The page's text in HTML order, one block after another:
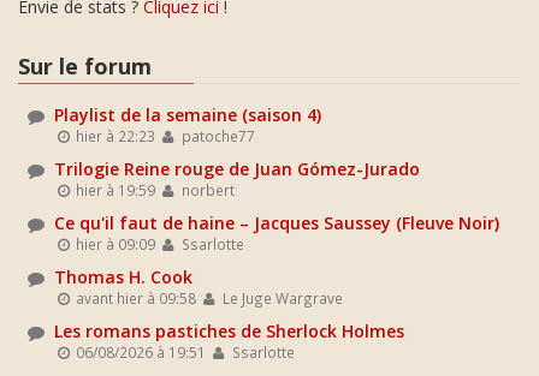
Envie de stats ? Cliquez ici !
Sur le forum
Playlist de la semaine (saison 4)
hier à 22:23 patoche77
Trilogie Reine rouge de Juan Gómez-Jurado
hier à 19:59 norbert
Ce qu'il faut de haine – Jacques Saussey (Fleuve Noir)
hier à 09:09 Ssarlotte
Thomas H. Cook
avant hier à 09:58 Le Juge Wargrave
Les romans pastiches de Sherlock Holmes
06/08/2026 à 19:51 Ssarlotte